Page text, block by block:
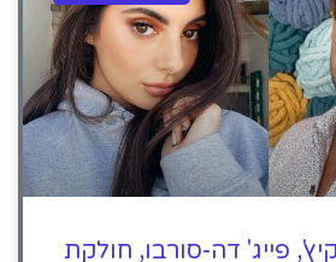
פייג' דה-סורבו, חולקת